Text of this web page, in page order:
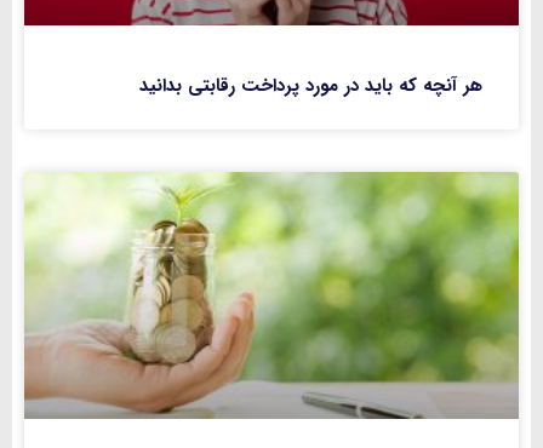
هر آنچه که باید در مورد پرداخت رقابتی بدانید